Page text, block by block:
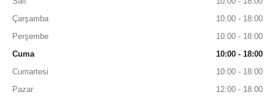
Çarşamba
10:00 - 18:00
Perşembe
10:00 - 18:00
Cuma
10:00 - 18:00
Cumartesi
10:00 - 18:00
Pazar
12:00 - 18:00